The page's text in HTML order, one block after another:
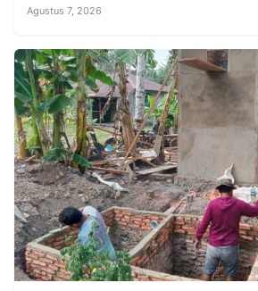
Agustus 7, 2026